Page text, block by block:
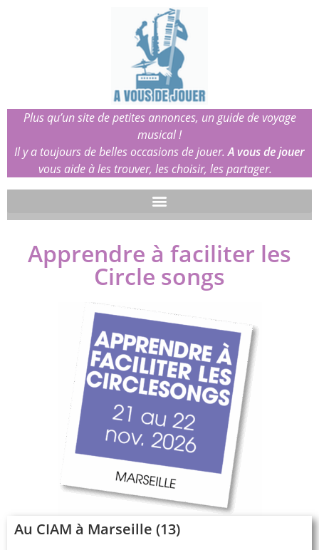
Plus qu’un site de petites annonces, un guide de voyage
musical !
Il y a toujours de belles occasions de jouer.A vous de jouer
vous aide à les trouver, les choisir, les partager.
Apprendre à faciliter les
Circle songs
Au CIAM à Marseille (13)